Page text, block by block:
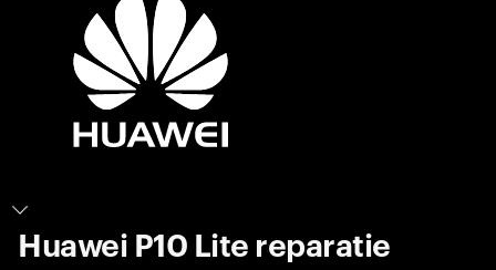
Huawei P10 Lite reparatie